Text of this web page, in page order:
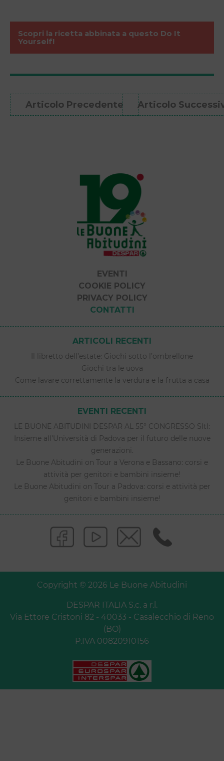
Scopri la ricetta abbinata a questo Do It
Yourself!
Articolo Precedente Articolo
EVENTI
COOKIE POLICY
PRIVACY POLICY
CONTATTI
ARTICOLI RECENTI
Il libretto dell’estate: Giochi sotto l’ombrellone
Giochi tra le uova
Come lavare correttamente la verdura e la frutta a casa
EVENTI RECENTI
LE BUONE ABITUDINI DESPAR AL 55° CONGRESSO SItI:
Insieme all’Università di Padova per il futuro delle nuove
generazioni.
Le Buone Abitudini on Tour a Verona e Bassano: corsi e
attività per genitori e bambini insieme!
Le Buone Abitudini on Tour a Padova: corsi e attività per
genitori e bambini insieme!
Copyright © 2026 Le Buone Abitudini
DESPAR ITALIA S.c. a r.l.
Via Ettore Cristoni 82 - 40033 - Casalecchio di Reno
(BO)
P.IVA 00820910156